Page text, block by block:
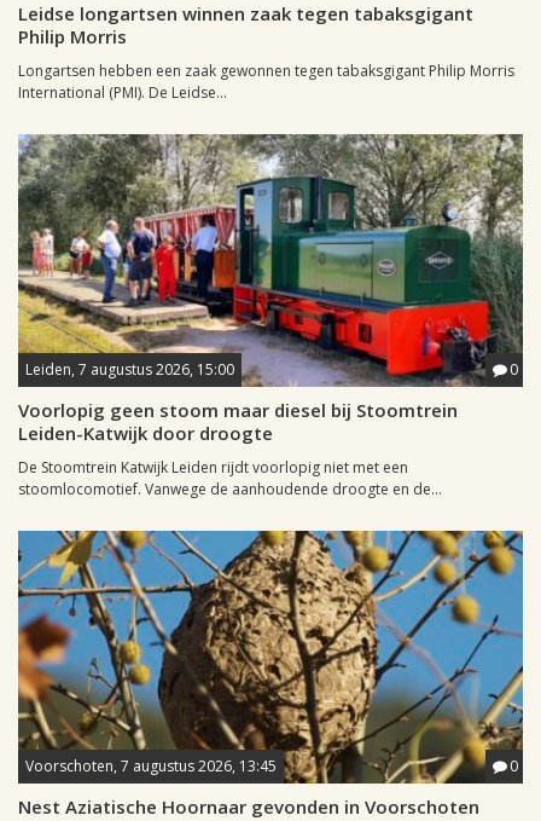
Leidse longartsen winnen zaak tegen tabaksgigant
Philip Morris
Longartsen hebben een zaak gewonnen tegen tabaksgigant Philip Morris
International (PMI). De Leidse...
Leiden, 7 augustus 2026, 15:00 0
Voorlopig geen stoom maar diesel bij Stoomtrein
Leiden-Katwijk door droogte
De Stoomtrein Katwijk Leiden rijdt voorlopig niet met een
stoomlocomotief. Vanwege de aanhoudende droogte en de...
Voorschoten, 7 augustus 2026, 13:45 0
Nest Aziatische Hoornaar gevonden in Voorschoten